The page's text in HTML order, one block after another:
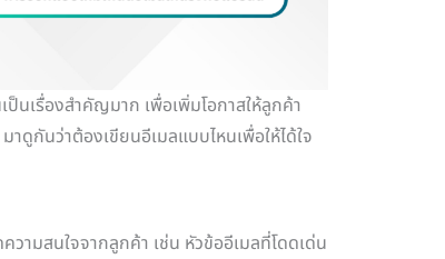
ป็นเรื่องสำคัญมาก เพื่อเพิ่มโอกาสให้ลูกค้า
ดูกันว่าต้องเขียนอีเมลแบบไหนเพื่อให้ได้ใจ
ามสนใจจากลูกค้า เช่น หัวข้ออีเมลที่โดดเด่น